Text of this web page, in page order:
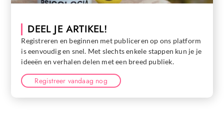
DEEL JE ARTIKEL!
Registreren en beginnen met publiceren op ons platform
is eenvoudig en snel. Met slechts enkele stappen kun je je
ideeën en verhalen delen met een breed publiek.
Registreer vandaag nog